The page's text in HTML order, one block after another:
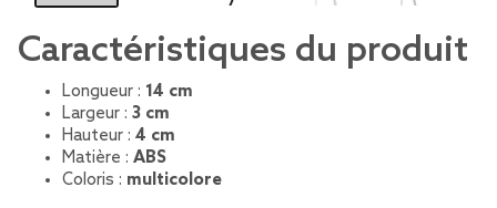
Caractéristiques du produit
Longueur : 14 cm
Largeur : 3 cm
Hauteur : 4 cm
Matière : ABS
Coloris : multicolore